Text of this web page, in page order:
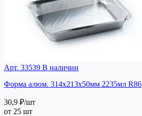
Арт. 33539 В наличии
Форма алюм. 314х213х50мм 2235мл R86
30,9 ₽/шт
от 25 шт